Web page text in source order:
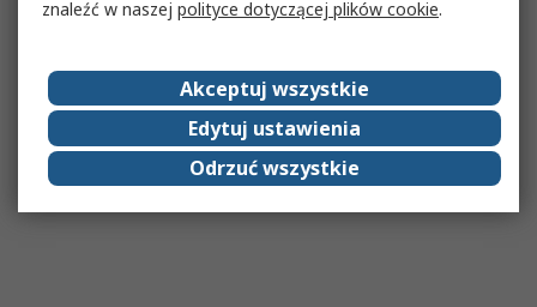
znaleźć w naszej polityce dotyczącej plików cookie.
Akceptuj wszystkie
Edytuj ustawienia
Odrzuć wszystkie